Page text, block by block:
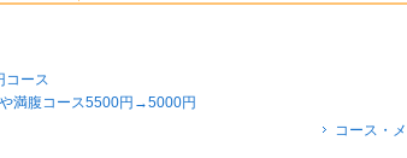
コース
満腹コース5500円→5000円
コース・